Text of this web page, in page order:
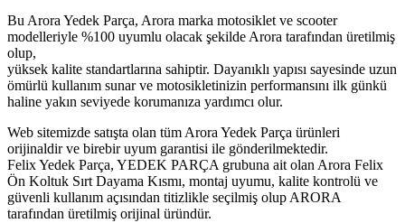
Bu Arora Yedek Parça, Arora marka motosiklet ve scooter
modelleriyle %100 uyumlu olacak şekilde Arora tarafından üretilmiş
olup,
yüksek kalite standartlarına sahiptir. Dayanıklı yapısı sayesinde uzun
ömürlü kullanım sunar ve motosikletinizin performansını ilk günkü
haline yakın seviyede korumanıza yardımcı olur.
Web sitemizde satışta olan tüm Arora Yedek Parça ürünleri
orijinaldir ve birebir uyum garantisi ile gönderilmektedir.
Felix Yedek Parça, YEDEK PARÇA grubuna ait olan Arora Felix
Ön Koltuk Sırt Dayama Kısmı, montaj uyumu, kalite kontrolü ve
güvenli kullanım açısından titizlikle seçilmiş olup ARORA
tarafından üretilmiş orijinal üründür.